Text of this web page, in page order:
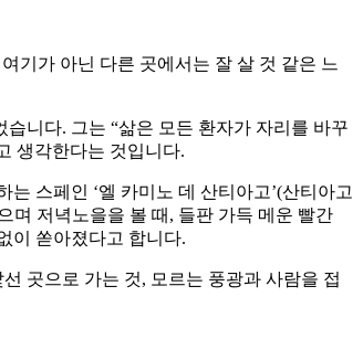
기가 아닌 다른 곳에서는 잘 살 것 같은 느
니다. 그는 “삶은 모든 환자가 자리를 바꾸
생각한다는 것입니다.
스페인 ‘엘 카미노 데 산티아고’(산티아고
며 저녁노을을 볼 때, 들판 가득 메운 빨간
이 쏟아졌다고 합니다.
곳으로 가는 것, 모르는 풍광과 사람을 접